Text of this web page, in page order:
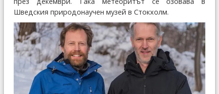
Шведския природонаучен музей в Стокхолм.